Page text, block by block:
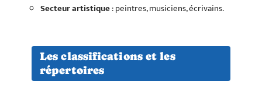
Secteur artistique: peintres, musiciens, écrivains.
Les classifications et les
répertoires